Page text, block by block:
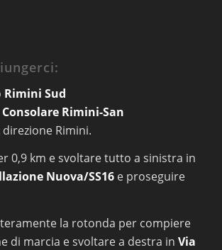
Rimini Sud
Rimini-San
direzione Rimini.
0,9 km e svoltare tutto a sinistra in
Nuova/SS16e proseguire
la rotonda per compiere
di marcia e svoltare a destra in Via